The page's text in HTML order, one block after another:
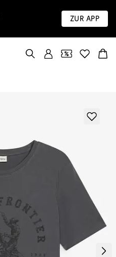
Zur App